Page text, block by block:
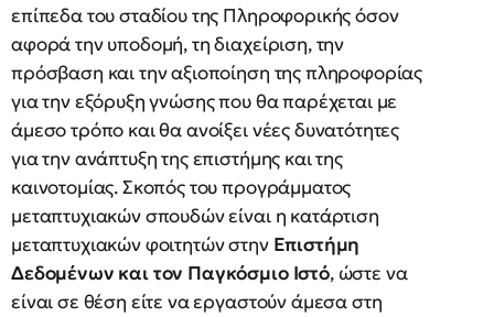
επίπεδα του σταδίου της Πληροφορικής όσον
αφορά την υποδομή, τη διαχείριση, την
πρόσβαση και την αξιοποίηση της πληροφορίας
για την εξόρυξη γνώσης που θα παρέχεται με
άμεσο τρόπο και θα ανοίξει νέες δυνατότητες
για την ανάπτυξη της επιστήμης και της
καινοτομίας. Σκοπός του προγράμματος
μεταπτυχιακών σπουδών είναι η κατάρτιση
μεταπτυχιακών φοιτητών στην Επιστήμη
Δεδομένων και τον Παγκόσμιο Ιστό, ώστε να
είναι σε θέση είτε να εργαστούν άμεσα στη